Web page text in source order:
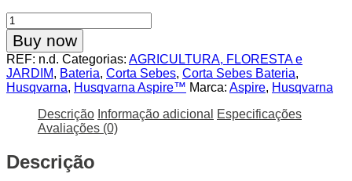
Quantidade
de
Husqvarna
Corta-
Sebes
Extensível
SE20-
Buy now
REF: n.d. Categorias: AGRICULTURA, FLORESTA e
JARDIM, Bateria, Corta Sebes, Corta Sebes Bateria,
Husqvarna, Husqvarna Aspire™ Marca: Aspire, Husqvarna
Descrição Informação adicional Especificações
Avaliações (0)
Descrição